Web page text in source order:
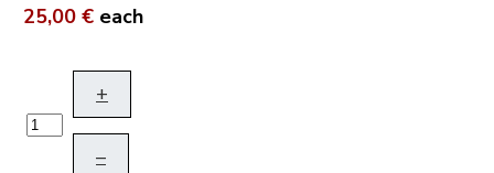
25,00 € each
+
–